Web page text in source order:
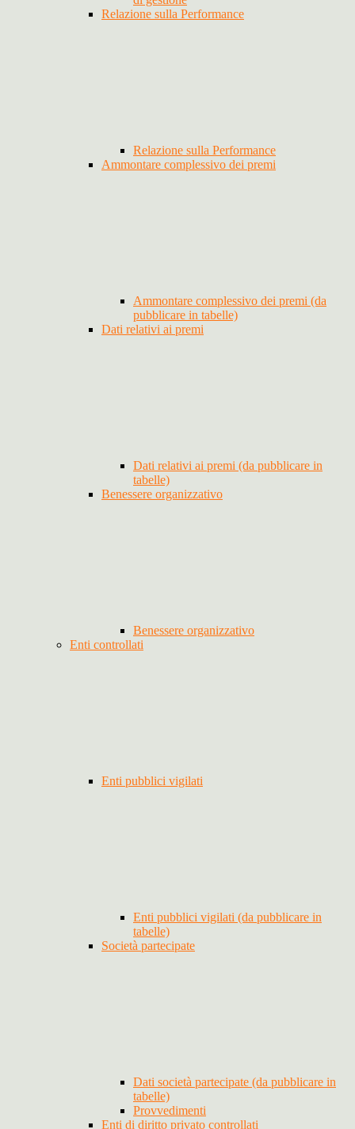
Relazione sulla Performance
Relazione sulla Performance
Ammontare complessivo dei premi
Ammontare complessivo dei premi (da
pubblicare in tabelle)
Dati relativi ai premi
Dati relativi ai premi (da pubblicare in
tabelle)
Benessere organizzativo
Benessere organizzativo
Enti controllati
Enti pubblici vigilati
Enti pubblici vigilati (da pubblicare in
tabelle)
Società partecipate
Dati società partecipate (da pubblicare in
tabelle)
Provvedimenti
Enti di diritto privato controllati